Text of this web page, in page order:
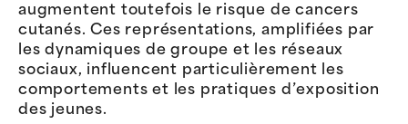
augmentent toutefois le risque de cancers
cutanés. Ces représentations, amplifiées par
les dynamiques de groupe et les réseaux
sociaux, influencent particulièrement les
comportements et les pratiques d’exposition
des jeunes.